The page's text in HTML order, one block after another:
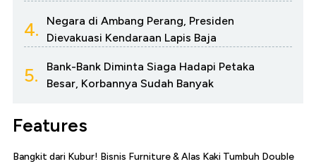
4.
Negara di Ambang Perang, Presiden
Dievakuasi Kendaraan Lapis Baja
5.
Bank-Bank Diminta Siaga Hadapi Petaka
Besar, Korbannya Sudah Banyak
Features
Bangkit dari Kubur! Bisnis Furniture & Alas Kaki Tumbuh Double